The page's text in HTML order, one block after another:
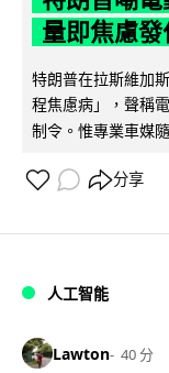
量即焦慮
特朗普在拉斯維加
程焦慮病」，聲稱
制令。惟專業車媒
分享
人工智能
Lawton 40 分